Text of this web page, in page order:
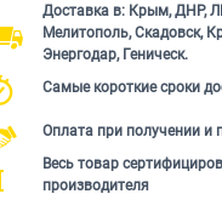
Доставка в: Крым, ДНР,
Мелитополь, Скадовск,
Энергодар, Геническ.
Самые короткие сроки
Оплата при получении и
Весь товар
производителя